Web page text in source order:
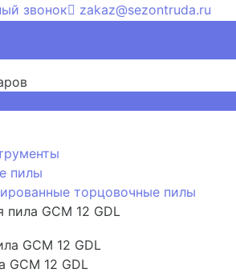
звонок
zakaz@sezontruda.ru
пилы
торцовочные пилы
пила GCM 12 GDL
GCM 12 GDL